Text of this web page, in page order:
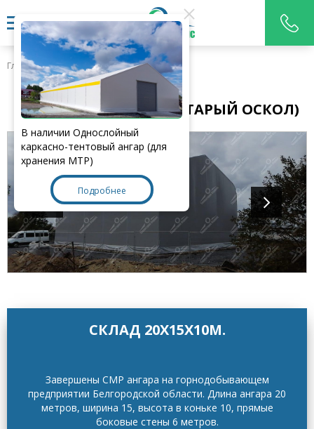
Главная > Наши работы
СКЛАД 20Х15Х10М. (Г. СТАРЫЙ ОСКОЛ)
СКЛАД 20Х15Х10М.
Завершены СМР ангара на горнодобывающем
предприятии Белгородской области. Длина ангара 20
метров, ширина 15, высота в коньке 10, прямые
боковые стены 6 метров.
В наличии Однослойный
каркасно-тентовый ангар (для
хранения МТР)
Подробнее